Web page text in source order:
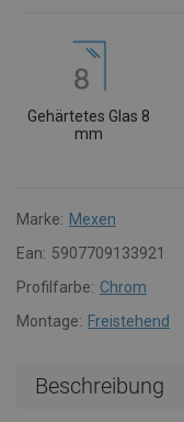
Gehärtetes Glas 8
mm
Marke: Mexen
Ean: 5907709133921
Profilfarbe: Chrom
Montage: Freistehend
Beschreibung